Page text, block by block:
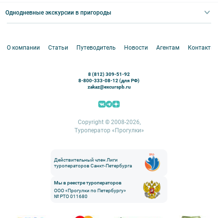
Круизы
Корпоративные мероприятия
Аренда водного транспорта
Однодневные экскурсии в пригороды
Кронштадт
Ораниенбаум
Пушкин (Царское село)
О компании Статьи Путеводитель Новости Агентам Контакты
8 (812) 309-51-92
8-800-333-08-12 (для РФ)
zakaz@excurspb.ru
Copyright © 2008-2026,
Туроператор «Прогулки»
Действительный член Лиги
туроператоров Санкт-Петербурга
Мы в реестре туроператоров
ООО «Прогулки по Петербургу»
№ РТО 011680